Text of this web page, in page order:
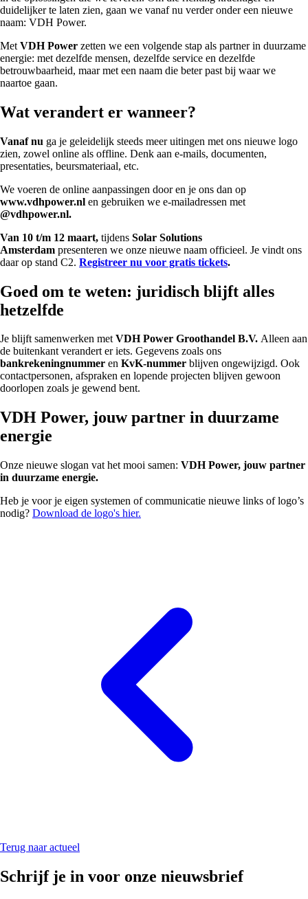
duidelijker te laten zien, gaan we vanaf nu verder onder een nieuwe
naam: VDH Power.
Met VDH Power zetten we een volgende stap als partner in duurzame
energie: met dezelfde mensen, dezelfde service en dezelfde
betrouwbaarheid, maar met een naam die beter past bij waar we
naartoe gaan.
Wat verandert er wanneer?
Vanaf nu ga je geleidelijk steeds meer uitingen met ons nieuwe logo
zien, zowel online als offline. Denk aan e-mails, documenten,
presentaties, beursmateriaal, etc.
We voeren de online aanpassingen door en je ons dan op
www.vdhpower.nl en gebruiken we e-mailadressen met
@vdhpower.nl.
Van 10 t/m 12 maart, tijdens Solar Solutions
Amsterdam presenteren we onze nieuwe naam officieel. Je vindt ons
daar op stand C2. Registreer nu voor gratis tickets.
Goed om te weten: juridisch blijft alles
hetzelfde
Je blijft samenwerken metVDH Power Groothandel B.V. Alleen aan
de buitenkant verandert er iets. Gegevens zoals ons
bankrekeningnummer en KvK-nummer blijven ongewijzigd. Ook
contactpersonen, afspraken en lopende projecten blijven gewoon
doorlopen zoals je gewend bent.
VDH Power, jouw partner in duurzame
energie
Onze nieuwe slogan vat het mooi samen: VDH Power, jouw partner
in duurzame energie.
Heb je voor je eigen systemen of communicatie nieuwe links of logo’s
nodig? Download de logo's hier.
Terug naar actueel
Schrijf je in voor onze nieuwsbrief